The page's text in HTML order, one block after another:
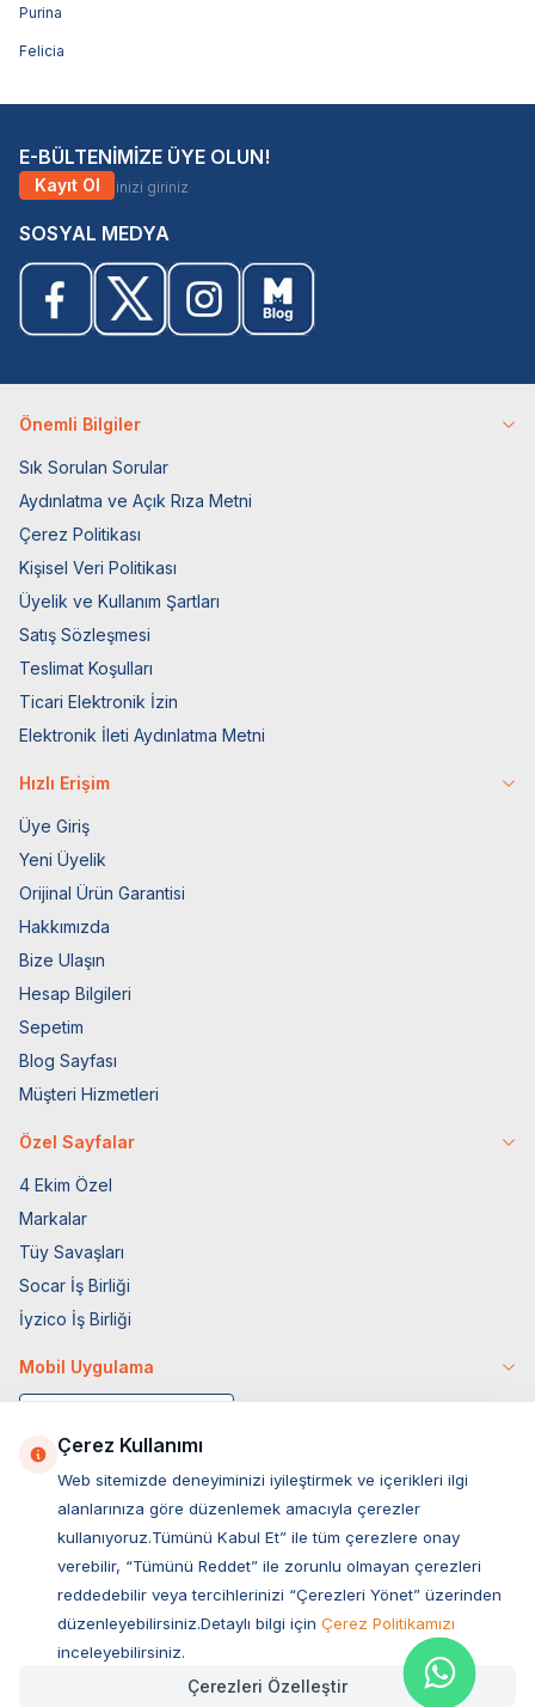
Purina
Felicia
E-BÜLTENİMİZE ÜYE OLUN!
Kayıt Ol
SOSYAL MEDYA
Önemli Bilgiler
Sık Sorulan Sorular
Aydınlatma ve Açık Rıza Metni
Çerez Politikası
Kişisel Veri Politikası
Üyelik ve Kullanım Şartları
Satış Sözleşmesi
Teslimat Koşulları
Ticari Elektronik İzin
Elektronik İleti Aydınlatma Metni
Hızlı Erişim
Üye Giriş
Yeni Üyelik
Orijinal Ürün Garantisi
Hakkımızda
Bize Ulaşın
Hesap Bilgileri
Sepetim
Blog Sayfası
Müşteri Hizmetleri
Özel Sayfalar
4 Ekim Özel
Markalar
Tüy Savaşları
Socar İş Birliği
İyzico İş Birliği
Mobil Uygulama
Müşteri Hizmetleri
Sıkça Sorulan Sorular
Çerez Kullanımı
Web sitemizde deneyiminizi iyileştirmek ve içerikleri ilgi
alanlarınıza göre düzenlemek amacıyla çerezler
kullanıyoruz.Tümünü Kabul Et” ile tüm çerezlere onay
verebilir, “Tümünü Reddet” ile zorunlu olmayan çerezleri
reddedebilir veya tercihlerinizi “Çerezleri Yönet” üzerinden
düzenleyebilirsiniz.Detaylı bilgi için Çerez Politikamızı
inceleyebilirsiniz.
Çerezleri Özelleştir